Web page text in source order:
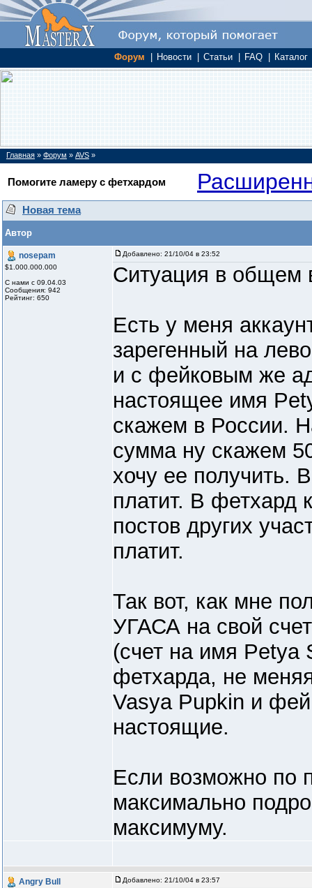
Форум Новости Статьи FAQ Каталог
Главная » Форум » AVS »
Помогите ламеру с фетхардом
Новая тема
Автор
nosepam
$1.000.000.000
С нами с 09.04.03
Сообщения: 942
Рейтинг: 650
Добавлено: 21/10/04 в 23:52
Ситуация в общем
Есть у меня
зарегенный на
и с фейковым же
настоящее имя
скажем в России.
сумма ну скажем
хочу ее получить.
платит. В фетхард
постов других
платит.
Так вот, как мне
УГАСА на свой
(счет на имя Petya
фетхарда, не
Vasya Pupkin и
настоящие.
Если возможно по
максимально
максимуму.
Angry Bull Добавлено: 21/10/04 в 23:57